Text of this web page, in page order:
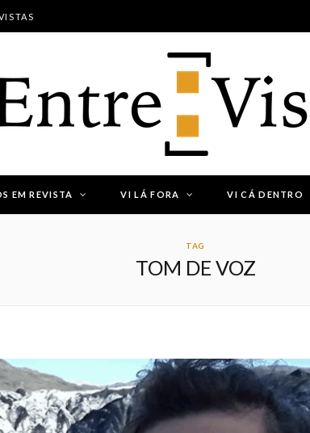
EM REVISTA VI LÁ FORA VI CÁ DENTRO
TAG
TOM DE VOZ
.